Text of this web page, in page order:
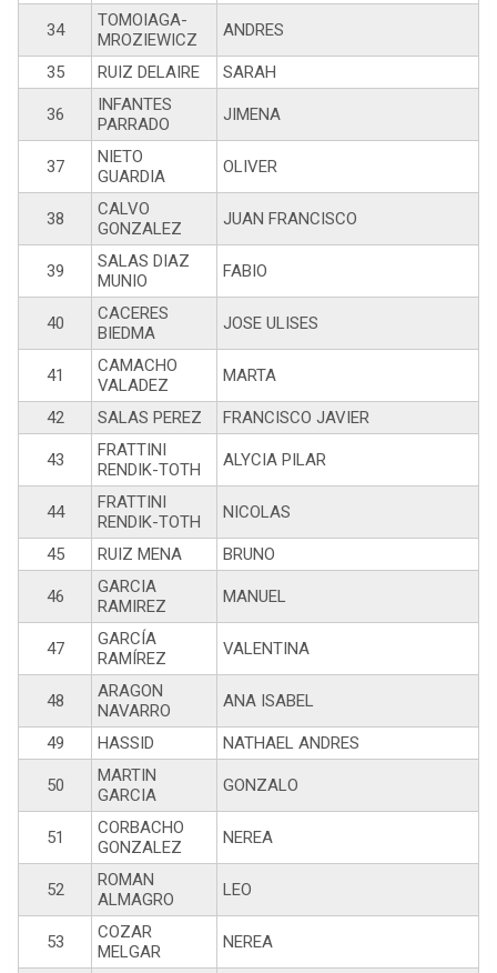
34
TOMOIAGA-
MROZIEWICZ
ANDRES
35 RUIZ DELAIRE SARAH
36
INFANTES
PARRADO
JIMENA
37
NIETO
GUARDIA
OLIVER
38
CALVO
GONZALEZ
JUAN FRANCISCO
39
SALAS DIAZ
MUNIO
FABIO
40
CACERES
BIEDMA
JOSE ULISES
41
CAMACHO
VALADEZ
MARTA
42 SALAS PEREZ FRANCISCO JAVIER
43
FRATTINI
RENDIK-TOTH
ALYCIA PILAR
44
FRATTINI
RENDIK-TOTH
NICOLAS
45 RUIZ MENA BRUNO
46
GARCIA
RAMIREZ
MANUEL
47
GARCÍA
RAMÍREZ
VALENTINA
48
ARAGON
NAVARRO
ANA ISABEL
49 HASSID NATHAEL ANDRES
50
MARTIN
GARCIA
GONZALO
51
CORBACHO
GONZALEZ
NEREA
52
ROMAN
ALMAGRO
LEO
53
COZAR
MELGAR
NEREA